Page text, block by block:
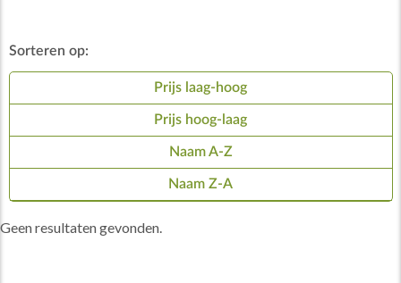
Sorteren op:
Prijs laag-hoog
Prijs hoog-laag
Naam A-Z
Naam Z-A
Geen resultaten gevonden.